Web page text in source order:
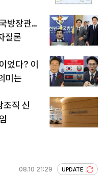
방장관…
질론
었다? 이
미는
조직 신
08.10 21:29 UPDATE